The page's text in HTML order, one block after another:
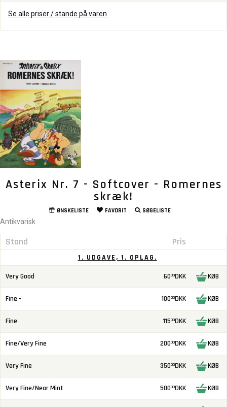
Se alle priser / stande på varen
Asterix Nr. 7 - Softcover - Romernes
skræk!
ØNSKELISTE FAVORIT SØGELISTE
Antikvarisk
Stand Pris
1. UDGAVE, 1. OPLAG.
Very Good 6000DKK KØB
Fine - 10000DKK KØB
Fine 11500DKK KØB
Fine/Very Fine 20000DKK KØB
Very Fine 35000DKK KØB
Very Fine/Near Mint 50000DKK KØB